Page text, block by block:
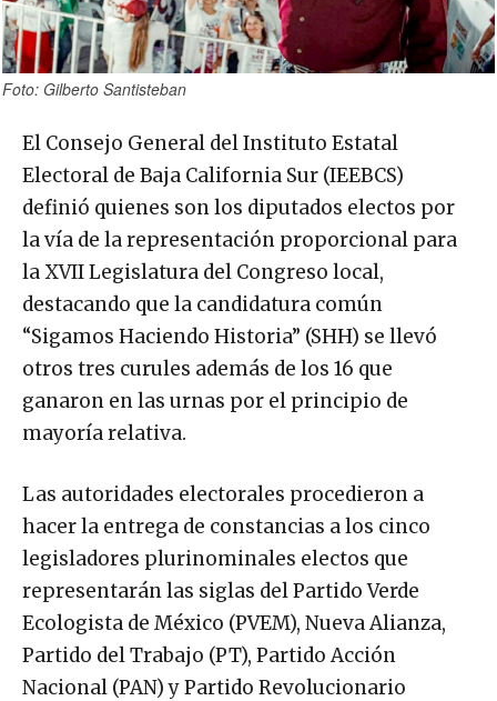
Foto: Gilberto Santisteban
El Consejo General del Instituto Estatal
Electoral de Baja California Sur (IEEBCS)
definió quienes son los diputados electos por
la vía de la representación proporcional para
la XVII Legislatura del Congreso local,
destacando que la candidatura común
“Sigamos Haciendo Historia” (SHH) se llevó
otros tres curules además de los 16 que
ganaron en las urnas por el principio de
mayoría relativa.
Las autoridades electorales procedieron a
hacer la entrega de constancias a los cinco
legisladores plurinominales electos que
representarán las siglas del Partido Verde
Ecologista de México (PVEM), Nueva Alianza,
Partido del Trabajo (PT), Partido Acción
Nacional (PAN) y Partido Revolucionario